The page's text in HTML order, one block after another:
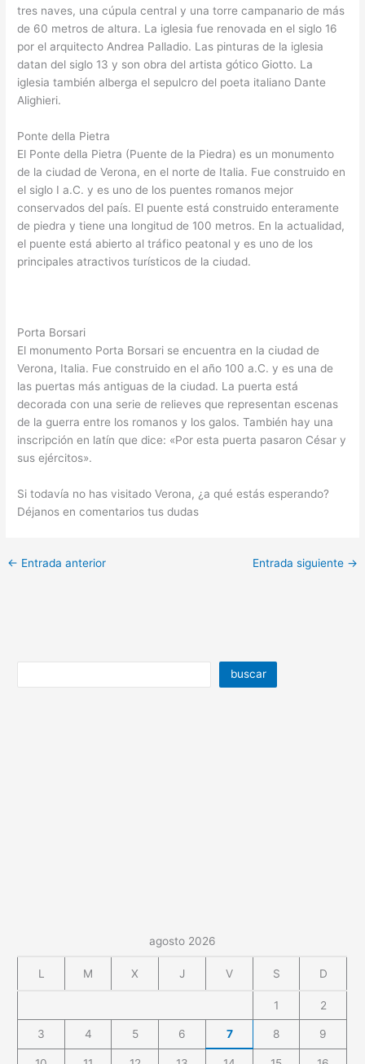
tres naves, una cúpula central y una torre campanario de más
de 60 metros de altura. La iglesia fue renovada en el siglo 16
por el arquitecto Andrea Palladio. Las pinturas de la iglesia
datan del siglo 13 y son obra del artista gótico Giotto. La
iglesia también alberga el sepulcro del poeta italiano Dante
Alighieri.
Ponte della Pietra
El Ponte della Pietra (Puente de la Piedra) es un monumento
de la ciudad de Verona, en el norte de Italia. Fue construido en
el siglo I a.C. y es uno de los puentes romanos mejor
conservados del país. El puente está construido enteramente
de piedra y tiene una longitud de 100 metros. En la actualidad,
el puente está abierto al tráfico peatonal y es uno de los
principales atractivos turísticos de la ciudad.
Porta Borsari
El monumento Porta Borsari se encuentra en la ciudad de
Verona, Italia. Fue construido en el año 100 a.C. y es una de
las puertas más antiguas de la ciudad. La puerta está
decorada con una serie de relieves que representan escenas
de la guerra entre los romanos y los galos. También hay una
inscripción en latín que dice: «Por esta puerta pasaron César y
sus ejércitos».
Si todavía no has visitado Verona, ¿a qué estás esperando?
Déjanos en comentarios tus dudas
← Entrada anterior Entrada siguiente →
buscar
agosto 2026
L M X J V S D
1 2
3 4 5 6 7 8 9